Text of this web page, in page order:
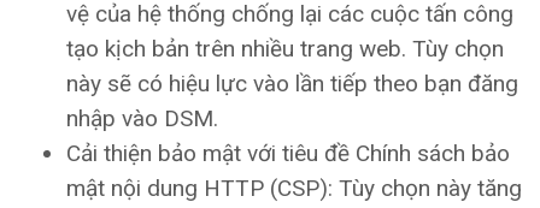
vệ của hệ thống chống lại các cuộc tấn công
tạo kịch bản trên nhiều trang web. Tùy chọn
này sẽ có hiệu lực vào lần tiếp theo bạn đăng
nhập vào DSM.
Cải thiện bảo mật với tiêu đề Chính sách bảo
mật nội dung HTTP (CSP): Tùy chọn này tăng